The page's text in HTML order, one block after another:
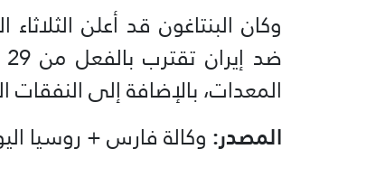
وكان البنتاغون قد أعلن
المعدات، بالإضافة إلى النفقات
المصدر: وكالة فارس + روسيا